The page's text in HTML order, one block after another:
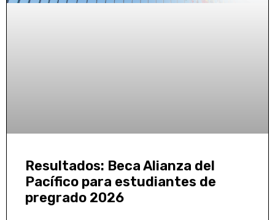
Resultados: Beca Alianza del
Pacífico para estudiantes de
pregrado 2026